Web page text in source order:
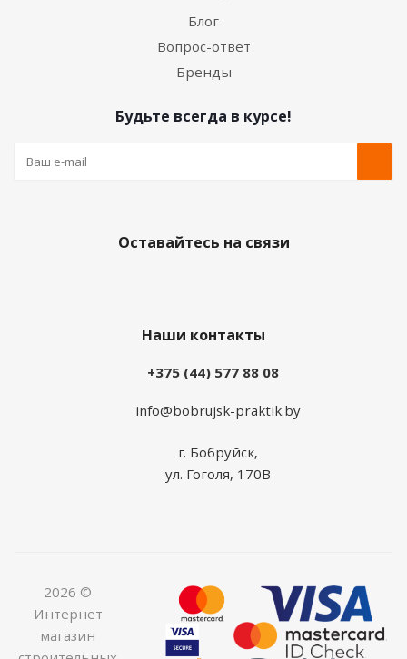
Блог
Вопрос-ответ
Бренды
Будьте всегда в курсе!
Оставайтесь на связи
Наши контакты
+375 (44) 577 88 08
info@bobrujsk-praktik.by
г. Бобруйск,
ул. Гоголя, 170В
2026 ©
Интернет
магазин